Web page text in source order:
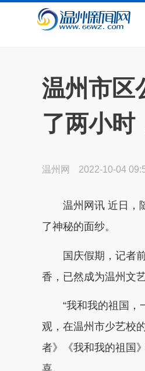
温州市区
了两小
温州网 2022-10-04
温州网讯 近日，
了神秘的面纱。
国庆假期，记者
香，已然成为温州文
“我和我的祖国
观，在温州市少艺校
者》《我和我的祖国
喜。